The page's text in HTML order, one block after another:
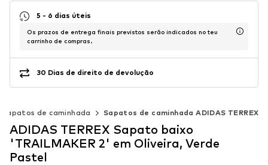
5 - 6 dias úteis
Os prazos de entrega finais previstos serão indicados no teu
carrinho de compras.
30 Dias de direito de devolução
Sapatos de caminhada Sapatos de caminhada ADIDAS TERREX
ADIDAS TERREX Sapato baixo
'TRAILMAKER 2' em Oliveira, Verde
Pastel